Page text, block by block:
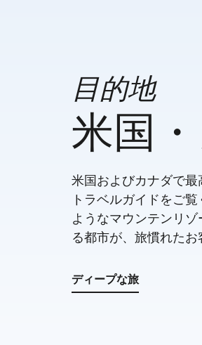
目的地
米国
米国およびカナダで
トラベルガイドをご
ようなマウンテンリ
る都市が、旅慣れたお
ディープな旅